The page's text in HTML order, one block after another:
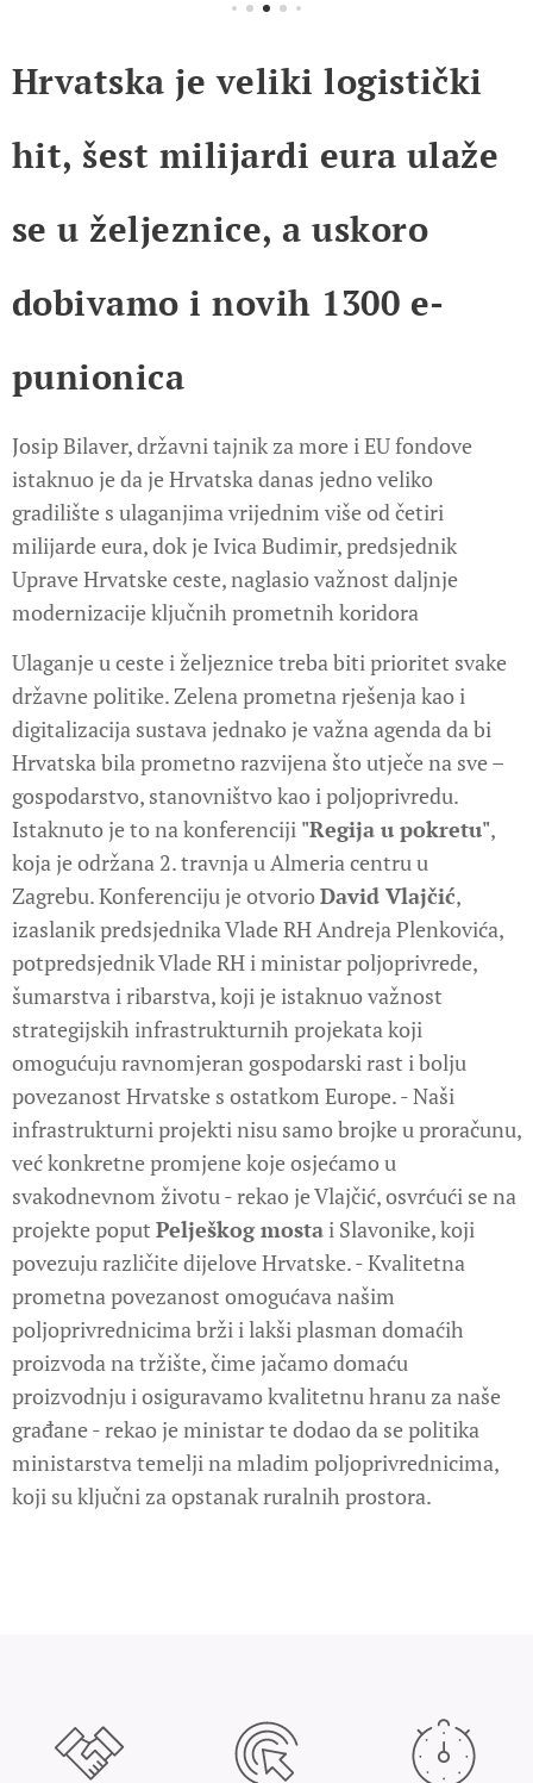
Hrvatska je veliki logistički
hit, šest milijardi eura ulaže
se u željeznice, a uskoro
dobivamo i novih 1300 e-
punionica
Josip Bilaver, državni tajnik za more i EU fondove
istaknuo je da je Hrvatska danas jedno veliko
gradilište s ulaganjima vrijednim više od četiri
milijarde eura, dok je Ivica Budimir, predsjednik
Uprave Hrvatske ceste, naglasio važnost daljnje
modernizacije ključnih prometnih koridora
Ulaganje u ceste i željeznice treba biti prioritet svake
državne politike. Zelena prometna rješenja kao i
digitalizacija sustava jednako je važna agenda da bi
Hrvatska bila prometno razvijena što utječe na sve –
gospodarstvo, stanovništvo kao i poljoprivredu.
Istaknuto je to na konferenciji "Regija u pokretu",
koja je održana 2. travnja u Almeria centru u
Zagrebu. Konferenciju je otvorioDavid Vlajčić,
izaslanik predsjednika Vlade RH Andreja Plenkovića,
potpredsjednik Vlade RH i ministar poljoprivrede,
šumarstva i ribarstva, koji je istaknuo važnost
strategijskih infrastrukturnih projekata koji
omogućuju ravnomjeran gospodarski rast i bolju
povezanost Hrvatske s ostatkom Europe. - Naši
infrastrukturni projekti nisu samo brojke u proračunu,
već konkretne promjene koje osjećamo u
svakodnevnom životu - rekao je Vlajčić, osvrćući se na
projekte poput Pelješkog mosta i Slavonike, koji
povezuju različite dijelove Hrvatske. - Kvalitetna
prometna povezanost omogućava našim
poljoprivrednicima brži i lakši plasman domaćih
proizvoda na tržište, čime jačamo domaću
proizvodnju i osiguravamo kvalitetnu hranu za naše
građane - rekao je ministar te dodao da se politika
ministarstva temelji na mladim poljoprivrednicima,
koji su ključni za opstanak ruralnih prostora.